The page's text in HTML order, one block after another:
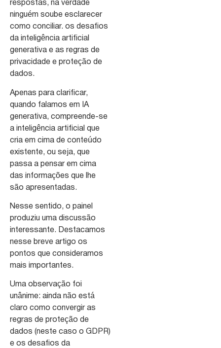
respostas, na verdade
ninguém soube esclarecer
como conciliar. os desafios
da inteligência artificial
generativa e as regras de
privacidade e proteção de
dados.
Apenas para clarificar,
quando falamos em IA
generativa, compreende-se
a inteligência artificial que
cria em cima de conteúdo
existente, ou seja, que
passa a pensar em cima
das informações que lhe
são apresentadas.
Nesse sentido, o painel
produziu uma discussão
interessante. Destacamos
nesse breve artigo os
pontos que consideramos
mais importantes.
Uma observação foi
unânime: ainda não está
claro como convergir as
regras de proteção de
dados (neste caso o GDPR)
e os desafios da